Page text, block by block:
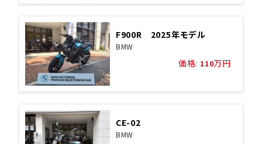
F900R 2025年モデル
BMW
価格: 110万円
CE-02
BMW